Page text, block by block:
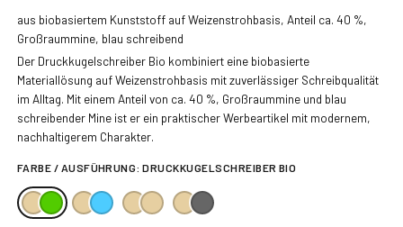
aus biobasiertem Kunststoff auf Weizenstrohbasis, Anteil ca. 40 %,
Großraummine, blau schreibend
Der Druckkugelschreiber Bio kombiniert eine biobasierte
Materiallösung auf Weizenstrohbasis mit zuverlässiger Schreibqualität
im Alltag. Mit einem Anteil von ca. 40 %, Großraummine und blau
schreibender Mine ist er ein praktischer Werbeartikel mit modernem,
nachhaltigerem Charakter.
FARBE / AUSFÜHRUNG:DRUCKKUGELSCHREIBER BIO